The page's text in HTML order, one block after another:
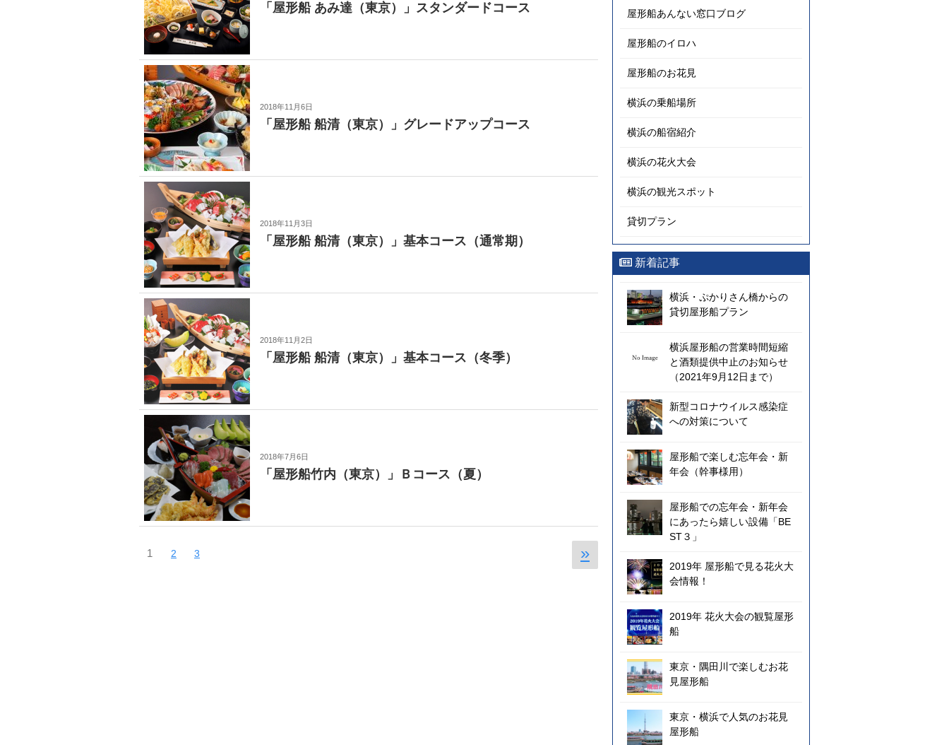
「屋形船 あみ達（東京）」スタンダードコース
2018年11月6日
「屋形船 船清（東京）」グレードアップコース
2018年11月3日
「屋形船 船清（東京）」基本コース（通常期）
2018年11月2日
「屋形船 船清（東京）」基本コース（冬季）
2018年7月6日
「屋形船竹内（東京）」Ｂコース（夏）
1 2 3 »
屋形船あんない窓口ブログ
屋形船のイロハ
屋形船のお花見
横浜の乗船場所
横浜の船宿紹介
横浜の花火大会
横浜の観光スポット
貸切プラン
新着記事
横浜・ぷかりさん橋からの
貸切屋形船プラン
横浜屋形船の営業時間短縮
と酒類提供中止のお知らせ
（2021年9月12日まで）
新型コロナウイルス感染症
への対策について
屋形船で楽しむ忘年会・新
年会（幹事様用）
屋形船での忘年会・新年会
にあったら嬉しい設備「BE
ST３」
2019年 屋形船で見る花火大
会情報！
2019年 花火大会の観覧屋形
船
東京・隅田川で楽しむお花
見屋形船
東京・横浜で人気のお花見
屋形船